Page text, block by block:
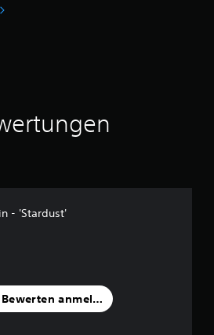
- 'Stardust'
anmelden